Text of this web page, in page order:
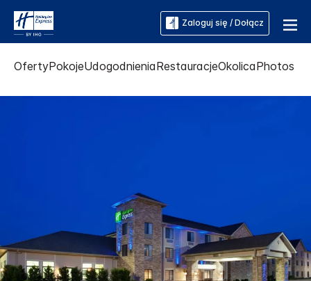
Zaloguj się / Dołącz
OfertyPokojeUdogodnieniaRestauracjeOkolicaPhotos